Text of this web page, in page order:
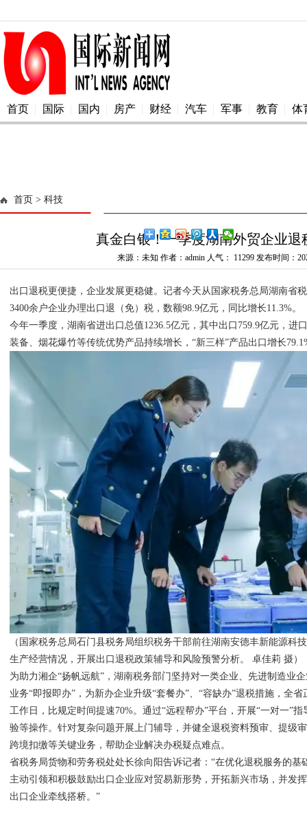
首页 国际 国内 房产 财经 汽车 军事 教育 体
首页 > 科技
真金白银！一季度湖南外贸企业退
来源：未知 作者：admin 人气： 11299 发布时间：
出口退税更便捷，企业发展更稳健。记者今天从国家税务总局湖南省
3400余户企业办理出口退（免）税，数额98.9亿元，同比增长11.3%。
今年一季度，湖南省进出口总值1236.5亿元，其中出口759.9亿元，进
装备、烟花爆竹等传统优势产品持续增长，“新三样”产品出口增长
（国家税务总局石门县税务局组织税务干部前往湖南安德丰新能源科
生产经营情况，开展出口退税政策辅导和风险预警分析。 卓佳莉 摄）
为助力湘企“扬帆远航”，湖南税务部门坚持对一类企业、先进制造业
业务“即报即办”，为新办企业升级“套餐办”、“容缺办”退税措施，全
工作日，比规定时间提速70%。通过“远程帮办”平台，开展“一对一”
验等操作。针对复杂问题开展上门辅导，并健全退税资料预审、提级
跨境扣缴等关键业务，帮助企业解决办税疑点难点。
省税务局货物和劳务税处处长徐向阳告诉记者：“在优化退税服务的
主动引领和积极鼓励出口企业应对贸易新形势，开拓新兴市场，并发
出口企业牵线搭桥。”